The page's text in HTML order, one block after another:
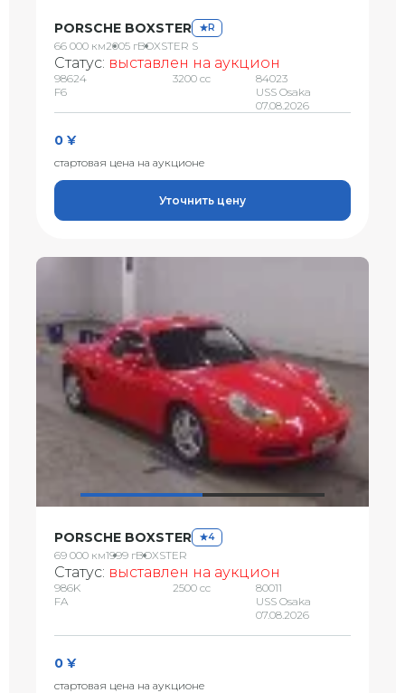
PORSCHE BOXSTER R
66 000 км2005 гBOXSTER S
Статус: выставлен на аукцион
98624
F6
3200 сс
84023
USS Osaka
07.08.2026
0 ¥
стартовая цена на аукционе
Уточнить цену
PORSCHE BOXSTER 4
69 000 км1999 гBOXSTER
Статус: выставлен на аукцион
986K
FA
2500 сс
80011
USS Osaka
07.08.2026
0 ¥
стартовая цена на аукционе